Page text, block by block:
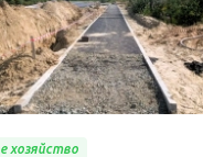
хозяйство